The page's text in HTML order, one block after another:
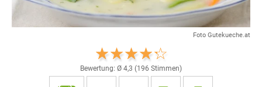
Foto Gutekueche.at
Bewertung: Ø 4,3 (196 Stimmen)